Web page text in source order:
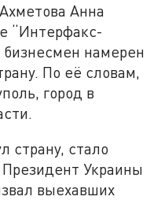
Анна
“Интерфакс-
бизнесмен намерен
По её словам,
город в
страну, стало
Президент Украины
выехавших